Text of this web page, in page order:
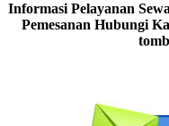
Informasi Pelayanan
Pemesanan Hubungi